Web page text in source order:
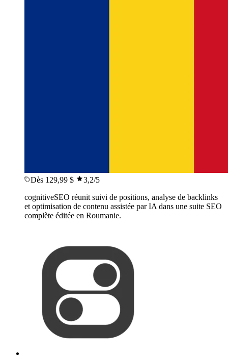
Dès 129,99 $ 3,2/5
cognitiveSEO réunit suivi de positions, analyse de backlinks
et optimisation de contenu assistée par IA dans une suite SEO
complète éditée en Roumanie.